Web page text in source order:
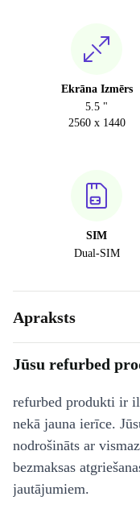
Ekrāna Izmērs
5.5 "
2560 x 1440
SIM
Dual-SIM
Apraksts
Jūsu refurbed
refurbed produkti ir
nekā jauna ierīce.
nodrošināts ar
bezmaksas
jautājumiem.